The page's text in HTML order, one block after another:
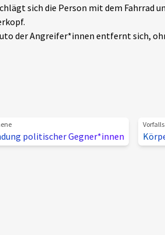
sich die Person mit dem Fahrrad
der Angreifer*innen entfernt sich,
politischer Gegner*innen